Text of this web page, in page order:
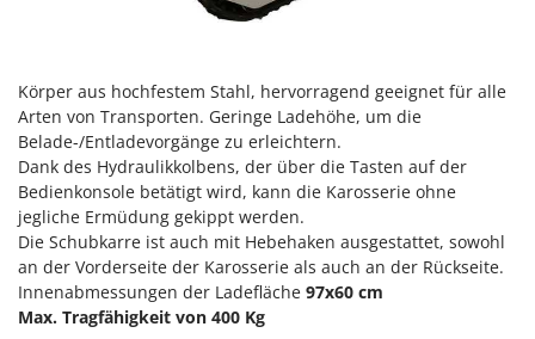
Omas
Ompagrill
Ooni
Oriental Koshin
Outdoorchef
P
Palazzetti
Palumbo Pavi
Körper aus hochfestem Stahl, hervorragend geeignet für alle
Arten von Transporten. Geringe Ladehöhe, um die
Belade-/Entladevorgänge zu erleichtern.
Dank des Hydraulikkolbens, der über die Tasten auf der
Bedienkonsole betätigt wird, kann die Karosserie ohne
jegliche Ermüdung gekippt werden.
Die Schubkarre ist auch mit Hebehaken ausgestattet, sowohl
an der Vorderseite der Karosserie als auch an der Rückseite.
Innenabmessungen der Ladefläche 97x60 cm
Max. Tragfähigkeit von 400 Kg